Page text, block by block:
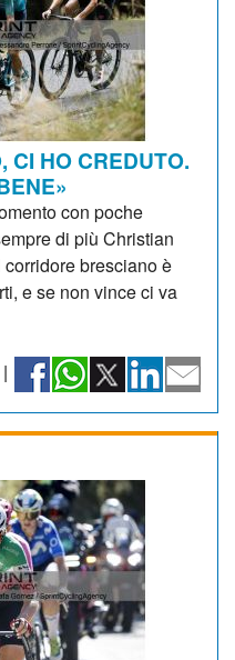
CI HO CREDUTO.
con poche
di più Christian
bresciano è
e se non vince ci va
|